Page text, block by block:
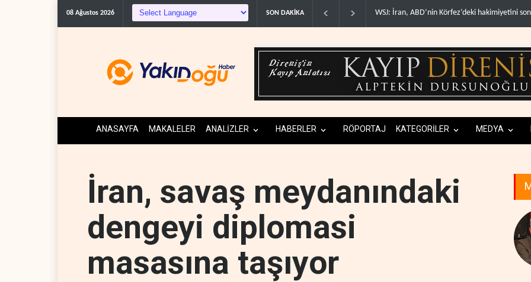
08 Ağustos 2026 SON DAKİKA
WSJ: İran, ABD’nin Körfez’deki hakimiyetini sona erdir.. İran: ABD’nin kara saldırısı planını başarısızlı..
ANASAYFA MAKALELER ANALİZLER HABERLER RÖPORTAJ KATEGORİLER MEDYA
İran, savaş meydanındaki
dengeyi diplomasi
masasına taşıyor